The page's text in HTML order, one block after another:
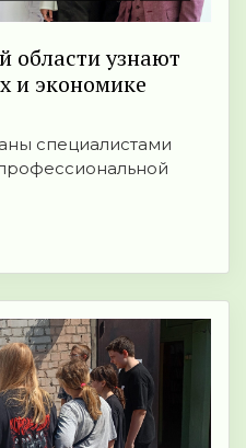
области узнают
и экономике
специалистами